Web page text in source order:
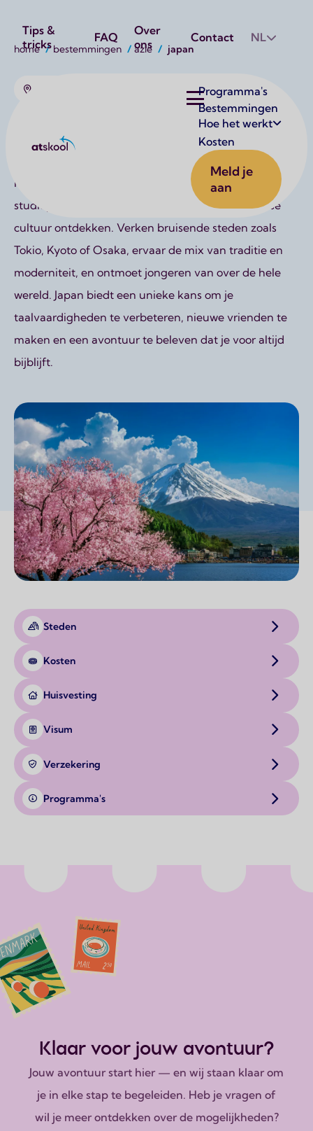
Utilities
Tips &
tricks
FAQ
Over
ons
Contact NL
Atskool
Hoofdnavigatie
Programma's
Bestemmingen
Hoe het werkt
Kosten
Meld je
aan
Kruimelpad
home bestemmingen azië japan
Japan
Wil jij een onvergetelijk avontuur beleven in Japan?
Met AtSkool kun je een taalreis volgen, een
studieprogramma doen of de fascinerende Japanse
cultuur ontdekken. Verken bruisende steden zoals
Tokio, Kyoto of Osaka, ervaar de mix van traditie en
moderniteit, en ontmoet jongeren van over de hele
wereld. Japan biedt een unieke kans om je
taalvaardigheden te verbeteren, nieuwe vrienden te
maken en een avontuur te beleven dat je voor altijd
bijblijft.
Steden
Kosten
Huisvesting
Visum
Verzekering
Programma's
Klaar voor jouw avontuur?
Jouw avontuur start hier — en wij staan klaar om
je in elke stap te begeleiden. Heb je vragen of
wil je meer ontdekken over de mogelijkheden?